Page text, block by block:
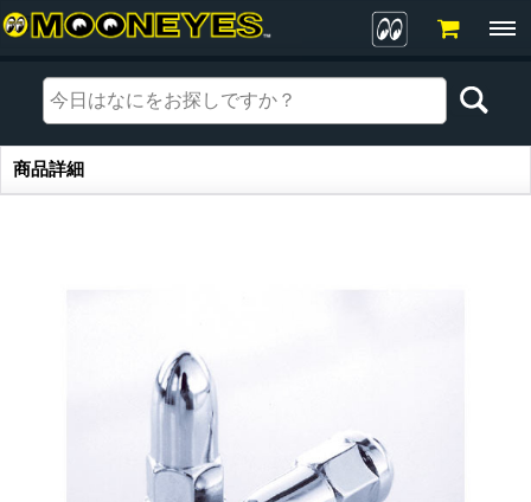
商品詳細
商品詳細